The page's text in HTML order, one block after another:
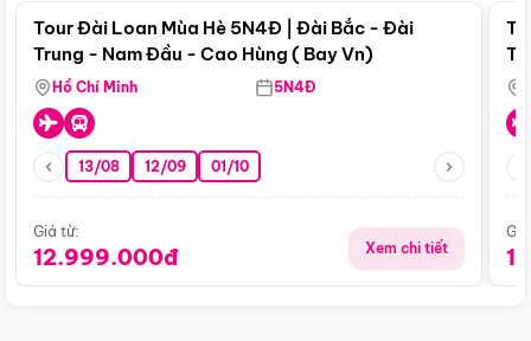
Tour Đài Loan Mùa Hè 5N4Đ | Đài Bắc - Đài
Trung - Nam Đầu - Cao Hùng ( Bay Vn)
Hồ Chí Minh 5N4Đ
13/08 12/09 01/10
Giá từ:
12.999.000đ Xem chi tiết